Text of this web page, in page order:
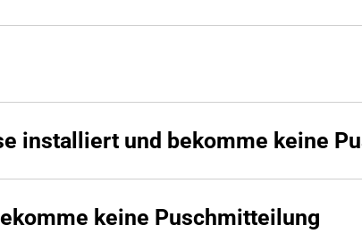
installiert und bekomme keine
keine Puschmitteilung